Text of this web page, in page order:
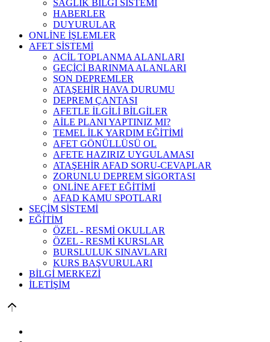
SAĞLIK BİLGİ SİSTEMİ
HABERLER
DUYURULAR
ONLİNE İŞLEMLER
AFET SİSTEMİ
ACİL TOPLANMA ALANLARI
GEÇİCİ BARINMA ALANLARI
SON DEPREMLER
ATAŞEHİR HAVA DURUMU
DEPREM ÇANTASI
AFETLE İLGİLİ BİLGİLER
AİLE PLANI YAPTINIZ MI?
TEMEL İLK YARDIM EĞİTİMİ
AFET GÖNÜLLÜSÜ OL
AFETE HAZIRIZ UYGULAMASI
ATAŞEHİR AFAD SORU-CEVAPLAR
ZORUNLU DEPREM SİGORTASI
ONLİNE AFET EĞİTİMİ
AFAD KAMU SPOTLARI
SEÇİM SİSTEMİ
EĞİTİM
ÖZEL - RESMİ OKULLAR
ÖZEL - RESMİ KURSLAR
BURSLULUK SINAVLARI
KURS BAŞVURULARI
BİLGİ MERKEZİ
İLETİŞİM